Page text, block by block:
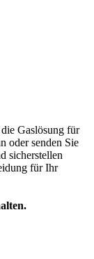
Gaslösung für
oder senden Sie
sicherstellen
für Ihr